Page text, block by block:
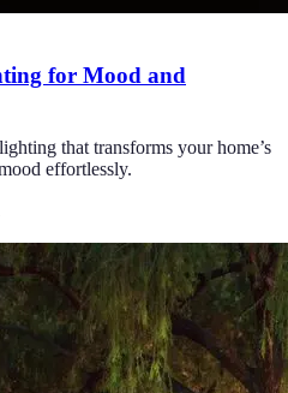
for Mood and
that transforms your home’s
effortlessly.